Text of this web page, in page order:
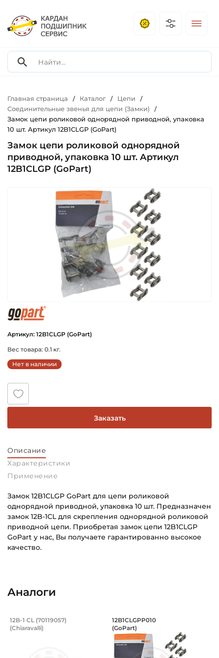
Главная страница / Каталог / Цепи /
Соединительные звенья для цепи (Замки) /
Замок цепи роликовой однорядной приводной, упаковка
10 шт. Артикул 12B1CLGP (GoPart)
Замок цепи роликовой однорядной
приводной, упаковка 10 шт. Артикул
12B1CLGP (GoPart)
Артикул: 12B1CLGP (GoPart)
Вес товара: 0.1 кг.
Нет в наличии
Заказать
Описание
Характеристики
Применение
Замок 12B1CLGP GoPart для цепи роликовой
однорядной приводной, упаковка 10 шт. Предназначен
замок 12B-1CL для скрепления однорядной роликовой
приводной цепи. Приобретая замок цепи 12B1CLGP
GoPart у нас, Вы получаете гарантированно высокое
качество.
Ширина цепи:
Высота цепи:
Категория:
Аналоги
Замок цепи роликовой однорядной
Замок 12B-1 CL для цепи роликовой однорядной
12B-1 CL (70119057)
(Chiaravalli)
Замок цепи
Замок 12B1CLGPP010
12B1CLGPP010
(GoPart)